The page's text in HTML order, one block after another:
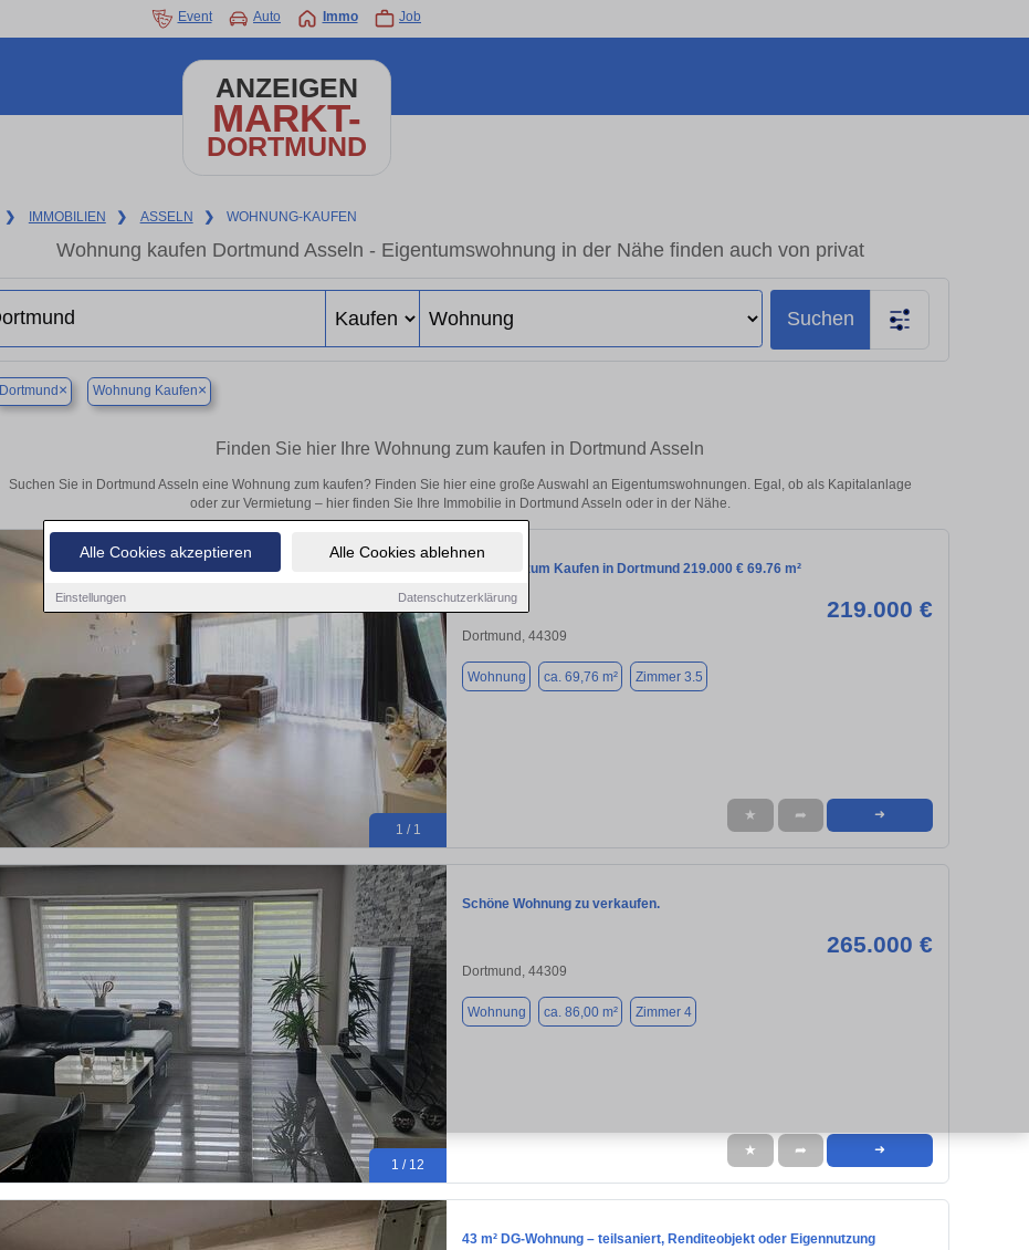
Alle Cookies akzeptieren Alle Cookies ablehnen
Einstellungen Datenschutzerklärung
Event Auto Immo Job
ANZEIGEN
MARKT-
DORTMUND
❯ IMMOBILIEN ❯ ASSELN ❯ WOHNUNG-KAUFEN
Wohnung kaufen Dortmund Asseln - Eigentumswohnung in der Nähe finden auch von privat
Suchen
Dortmund × Wohnung Kaufen×
Finden Sie hier Ihre Wohnung zum kaufen in Dortmund Asseln
Suchen Sie in Dortmund Asseln eine Wohnung zum kaufen? Finden Sie hier eine große Auswahl an Eigentumswohnungen. Egal, ob als Kapitalanlage
oder zur Vermietung – hier finden Sie Ihre Immobilie in Dortmund Asseln oder in der Nähe.
1 / 1
Wohnung zum Kaufen in Dortmund 219.000 € 69.76 m²
219.000 €
Dortmund, 44309
Wohnung ca. 69,76 m² Zimmer 3.5
★ ➦ ➜
1 / 12
Schöne Wohnung zu verkaufen.
265.000 €
Dortmund, 44309
Wohnung ca. 86,00 m² Zimmer 4
★ ➦ ➜
43 m² DG-Wohnung – teilsaniert, Renditeobjekt oder Eigennutzung